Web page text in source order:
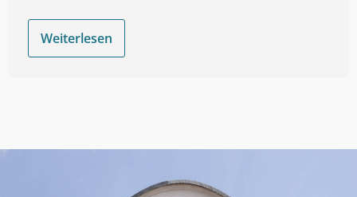
Weiterlesen